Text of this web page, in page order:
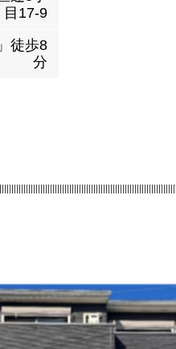
目17-9
徒歩8
分